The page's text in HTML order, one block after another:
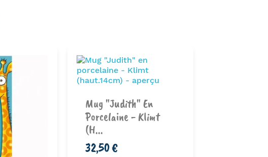
Mug "Judith" En
Porcelaine - Klimt
(h...
32,50 €